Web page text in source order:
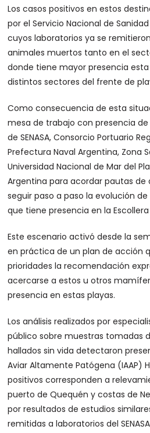
Los casos positivos en estos
por el Servicio Nacional de Sanidad
cuyos laboratorios ya se
animales muertos tanto en el
donde tiene mayor presencia
distintos sectores del frente de
Como consecuencia de esta
mesa de trabajo con presencia
de SENASA, Consorcio Portuario
Prefectura Naval Argentina, Zona
Universidad Nacional de Mar del
Argentina para acordar pautas
seguir paso a paso la evolución
que tiene presencia en la
Este escenario activó desde la
en práctica de un plan de acción
prioridades la recomendación
acercarse a estos u otros
presencia en estas playas.
Los análisis realizados por
público sobre muestras tomadas
hallados sin vida detectaron
Aviar Altamente Patógena (IAAP)
positivos corresponden a
puerto de Quequén y costas de
por resultados de estudios
remitidas a laboratorios del